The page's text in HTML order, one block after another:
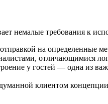
немалые требования к
на определенные
отличающимися
у гостей — одна из
клиентом